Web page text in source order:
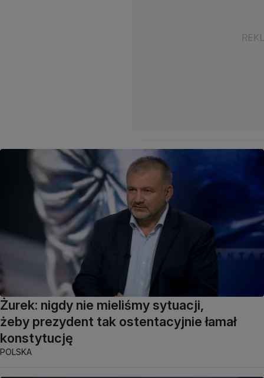
Żurek: nigdy nie mieliśmy sytuacji,
żeby prezydent tak ostentacyjnie łamał
konstytucję
POLSKA